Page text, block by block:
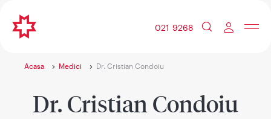
021 9268
Acasa Medici Dr. Cristian Condoiu
Dr. Cristian Condoiu